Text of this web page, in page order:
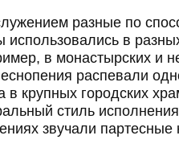
разные по
в
в монастырских и
распевали
крупных городских
стиль
звучали партесные